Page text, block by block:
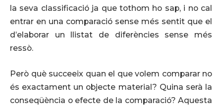
la seva classificació ja que tothom ho sap, i no cal
entrar en una comparació sense més sentit que el
d’elaborar un llistat de diferències sense més
ressò.
Però què succeeix quan el que volem comparar no
és exactament un objecte material? Quina serà la
conseqüència o efecte de la comparació? Aquesta